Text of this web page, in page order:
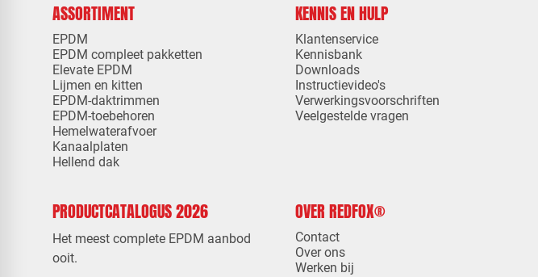
ASSORTIMENT
EPDM
EPDM compleet pakketten
Elevate EPDM
Lijmen en kitten
EPDM-daktrimmen
EPDM-toebehoren
Hemelwaterafvoer
Kanaalplaten
Hellend dak
KENNIS EN HULP
Klantenservice
Kennisbank
Downloads
Instructievideo's
Verwerkingsvoorschriften
Veelgestelde vragen
PRODUCTCATALOGUS 2026
Het meest complete EPDM aanbod
ooit.
OVER REDFOX®
Contact
Over ons
Werken bij